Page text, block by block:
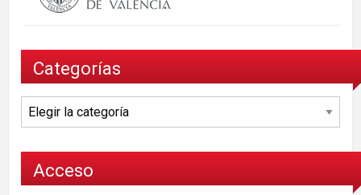
Categorías
Categorías
Acceso